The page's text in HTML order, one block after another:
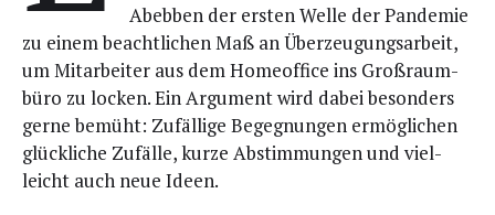
Abeb­ben der ers­ten Wel­le der Pan­de­mie
zu einem beacht­li­chen Maß an Über­zeu­gungs­ar­beit,
um Mit­ar­bei­ter aus dem Home­of­fice ins Groß­raum­
bü­ro zu locken. Ein Argu­ment wird dabei beson­ders
ger­ne bemüht: Zufäl­li­ge Begeg­nun­gen ermög­li­chen
glück­li­che Zufäl­le, kur­ze Abstim­mun­gen und viel­
leicht auch neue Ideen.